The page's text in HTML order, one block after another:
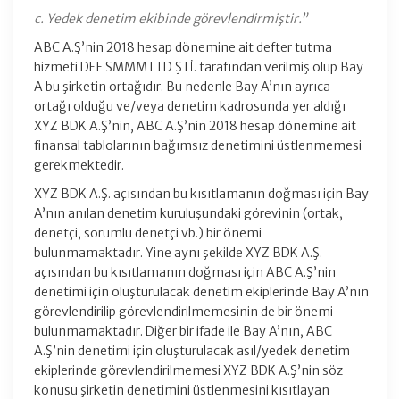
c. Yedek denetim ekibinde görevlendirmiştir.”
ABC A.Ş’nin 2018 hesap dönemine ait defter tutma
hizmeti DEF SMMM LTD ŞTİ. tarafından verilmiş olup Bay
A bu şirketin ortağıdır. Bu nedenle Bay A’nın ayrıca
ortağı olduğu ve/veya denetim kadrosunda yer aldığı
XYZ BDK A.Ş’nin, ABC A.Ş’nin 2018 hesap dönemine ait
finansal tablolarının bağımsız denetimini üstlenmemesi
gerekmektedir.
XYZ BDK A.Ş. açısından bu kısıtlamanın doğması için Bay
A’nın anılan denetim kuruluşundaki görevinin (ortak,
denetçi, sorumlu denetçi vb.) bir önemi
bulunmamaktadır. Yine aynı şekilde XYZ BDK A.Ş.
açısından bu kısıtlamanın doğması için ABC A.Ş’nin
denetimi için oluşturulacak denetim ekiplerinde Bay A’nın
görevlendirilip görevlendirilmemesinin de bir önemi
bulunmamaktadır. Diğer bir ifade ile Bay A’nın, ABC
A.Ş’nin denetimi için oluşturulacak asıl/yedek denetim
ekiplerinde görevlendirilmemesi XYZ BDK A.Ş’nin söz
konusu şirketin denetimini üstlenmesini kısıtlayan